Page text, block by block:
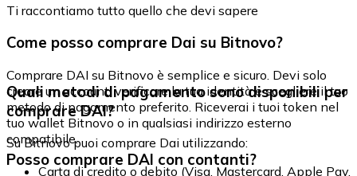
Ti raccontiamo tutto quello che devi sapere
Come posso comprare Dai su Bitnovo?
Comprare DAI su Bitnovo è semplice e sicuro. Devi solo
creare un account, verificare la tua identità e scegliere il tuo
metodo di pagamento preferito. Riceverai i tuoi token nel
tuo wallet Bitnovo o in qualsiasi indirizzo esterno
compatibile.
Quali metodi di pagamento sono disponibili per
comprare DAI?
Su Bitnovo puoi comprare Dai utilizzando:
Carta di credito o debito (Visa, Mastercard, Apple Pay,
Posso comprare DAI con contanti?